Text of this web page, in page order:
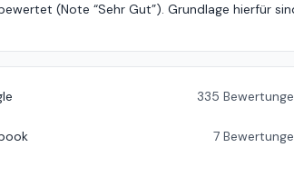
(Note “Sehr Gut”). Grundlage hierfür
335
7